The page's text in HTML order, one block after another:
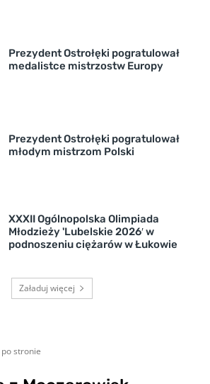
Prezydent Ostrołęki pogratulował
medalistce mistrzostw Europy
Prezydent Ostrołęki pogratulował
młodym mistrzom Polski
XXXII Ogólnopolska Olimpiada
Młodzieży 'Lubelskie 2026′ w
podnoszeniu ciężarów w Łukowie
Załaduj więcej